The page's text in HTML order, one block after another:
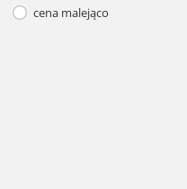
cena malejąco